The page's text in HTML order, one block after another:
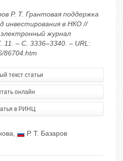
Р. Т. Грантовая поддержка
инвестирования в НКО //
журнал
11. – С. 3336–3340. – URL:
86704.htm
текст статьи
онлайн
в РИНЦ
,
Р. Т. Базаров